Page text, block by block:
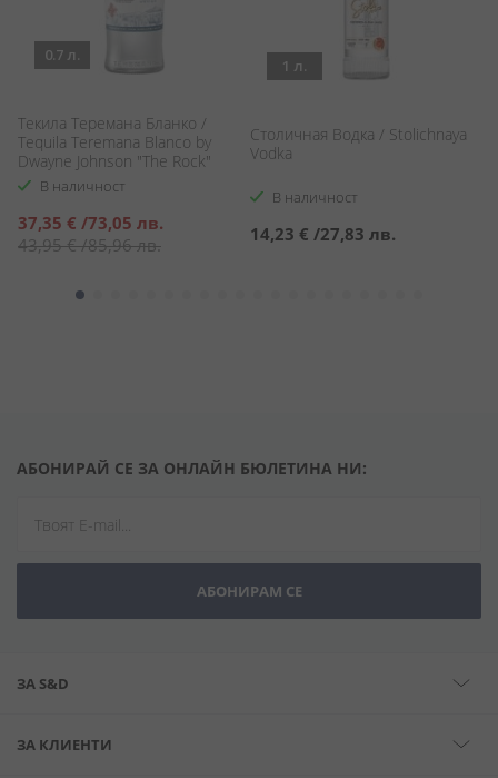
0.7 л.
Текила Теремана Бланко /
Tequila Teremana Blanco by
Dwayne Johnson "The Rock"
В наличност
Специална
цена
37,35 € /73,05 лв.
43,95 €/85,96 лв.
1 л.
Столичная Водка / Stolichnaya
Vodka
В наличност
14,23 € /27,83 лв.
АБОНИРАЙ СЕ ЗА ОНЛАЙН БЮЛЕТИНА НИ:
АБОНИРАМ СЕ
ЗА S&D
ЗА КЛИЕНТИ